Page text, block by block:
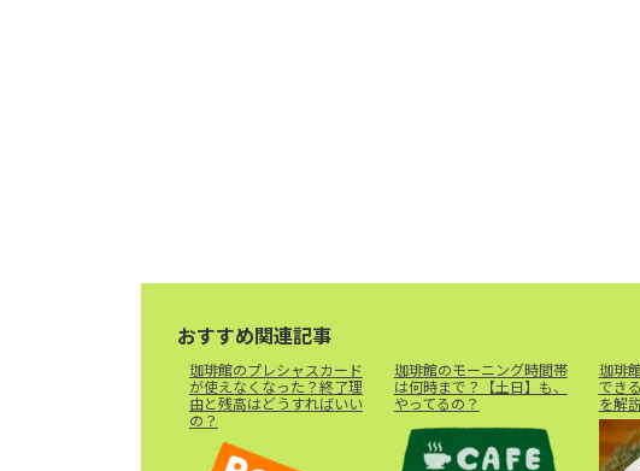
おすすめ関連記事
珈琲館のプレシャスカード
が使えなくなった？終了理
由と残高はどうすればいい
の？
珈琲館のモーニング時間帯
は何時まで？【土日】も、
やってるの？
珈琲
でき
を解